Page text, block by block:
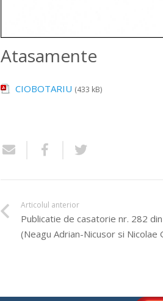
Atasamente
CIOBOTARIU (433 kB)
Articolul anterior
Publicatie de casatorie nr. 282
(Neagu Adrian-Nicusor si Nicolae